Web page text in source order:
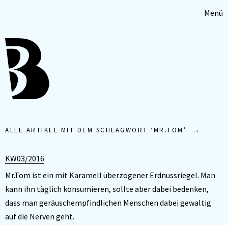
Menü
ALLE ARTIKEL MIT DEM SCHLAGWORT ‘MR.TOM ’
KW03/2016
Mr.Tom ist ein mit Karamell überzogener Erdnussriegel. Man
kann ihn täglich konsumieren, sollte aber dabei bedenken,
dass man geräuschempfindlichen Menschen dabei gewaltig
auf die Nerven geht.